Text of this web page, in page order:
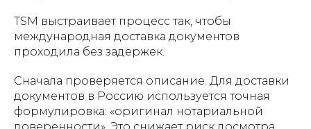
TSM выстраивает процесс так, чтобы
международная доставка документов
проходила без задержек.
Сначала проверяется описание. Для доставки
документов в Россию используется точная
формулировка: «оригинал нотариальной